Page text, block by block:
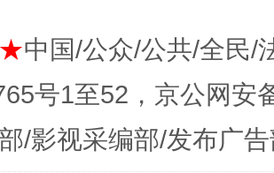
”乱象丛生
生
中国/公众/公共/全民/
号1至52，京公网安
/影视采编部/发布广